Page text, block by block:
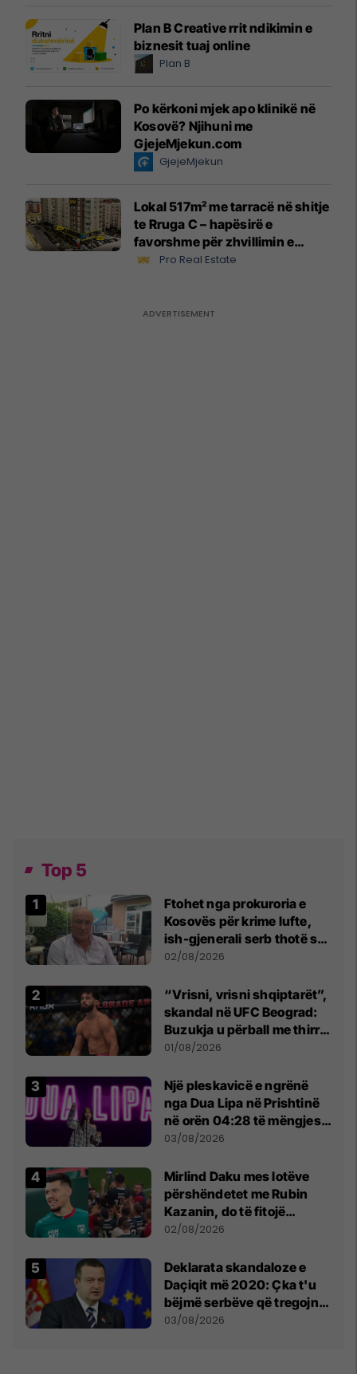
Plan B Creative rrit ndikimin e
biznesit tuaj online
Plan B
Po kërkoni mjek apo klinikë në
Kosovë? Njihuni me
GjejeMjekun.com
GjejeMjekun
Lokal 517m² me tarracë në shitje
te Rruga C – hapësirë e
favorshme për zhvillimin e
biznesit #15796
Pro Real Estate
Top 5
Ftohet nga prokuroria e
Kosovës për krime lufte,
ish-gjenerali serb thotë se
dikush e tradhtoi në
02/08/2026
“Vrisni, vrisni shqiptarët”,
skandal në UFC Beograd:
Buzukja u përball me thirrje
anti-shqiptare nga
01/08/2026
Një pleskavicë e ngrënë
nga Dua Lipa në Prishtinë
në orën 04:28 të mëngjesit
- dhe bota digjitale serbe
03/08/2026
Mirlind Daku mes lotëve
përshëndetet me Rubin
Kazanin, do të fitojë
miliona te Spartak Moska
02/08/2026
​Deklarata skandaloze e
Daçiqit më 2020: Çka t'u
bëjmë serbëve që tregojnë
ku janë varrosur shqiptarët
03/08/2026